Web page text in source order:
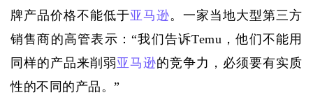
牌产品价格不能低于亚马逊。一家当地大型第三方
销售商的高管表示：“我们告诉Temu，他们不能用
同样的产品来削弱亚马逊的竞争力，必须要有实质
性的不同的产品。”